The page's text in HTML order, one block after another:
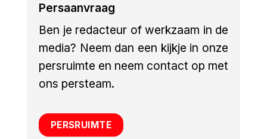
Persaanvraag
Ben je redacteur of werkzaam in de
media? Neem dan een kijkje in onze
persruimte en neem contact op met
ons persteam.
PERSRUIMTE